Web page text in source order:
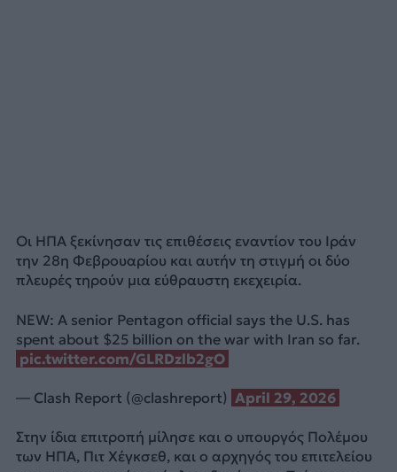
Οι ΗΠΑ ξεκίνησαν τις επιθέσεις εναντίον του Ιράν
την 28η Φεβρουαρίου και αυτήν τη στιγμή οι δύο
πλευρές τηρούν μια εύθραυστη εκεχειρία.
NEW: A senior Pentagon official says the U.S. has
spent about $25 billion on the war with Iran so far.
pic.twitter.com/GLRDzlb2gO
— Clash Report (@clashreport) April 29, 2026
Στην ίδια επιτροπή μίλησε και ο υπουργός Πολέμου
των ΗΠΑ, Πιτ Χέγκσεθ, και ο αρχηγός του επιτελείου